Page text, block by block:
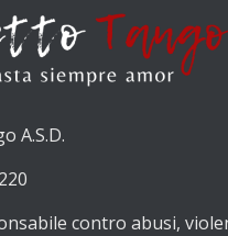
A.S.D.
contro abusi,